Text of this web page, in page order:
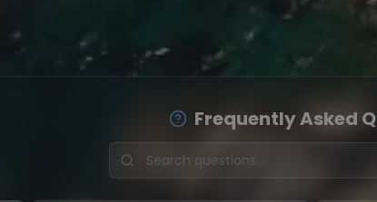
Frequently Asked